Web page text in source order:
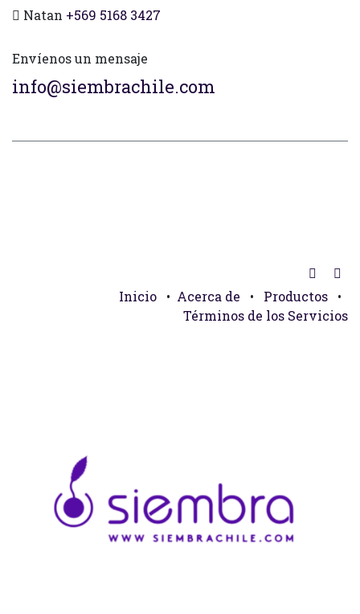
Natan +569 5168 3427
Envíenos un mensaje
info@siembrachile.com
Inicio • Acerca de • Productos
•
Términos de los Servicios